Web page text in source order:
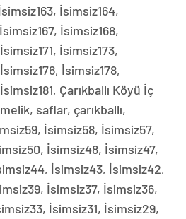
İsimsiz164,
İsimsiz168,
İsimsiz173,
İsimsiz178,
Çarıkballı Köyü İç
saflar, çarıkballı,
İsimsiz58, İsimsiz57,
İsimsiz48, İsimsiz47,
İsimsiz43, İsimsiz42,
İsimsiz37, İsimsiz36,
İsimsiz31, İsimsiz29,